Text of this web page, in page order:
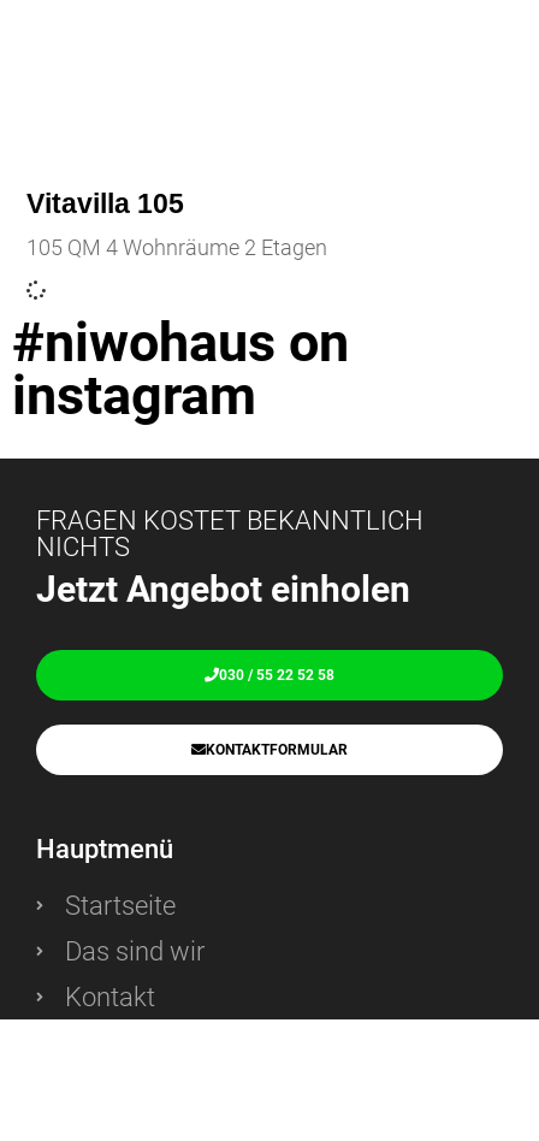
Vitavilla 105
105 QM 4 Wohnräume 2 Etagen
#niwohaus on
instagram
FRAGEN KOSTET BEKANNTLICH
NICHTS
Jetzt Angebot einholen
030 / 55 22 52 58
KONTAKTFORMULAR
Hauptmenü
Startseite
Das sind wir
Kontakt